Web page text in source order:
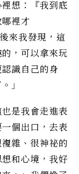
想：『我到底
裡才
來我發現，這
，可以拿來玩
識自己的身
」
也是我會走進表
個出口，去表
雜、很神祕的
和心境，我好